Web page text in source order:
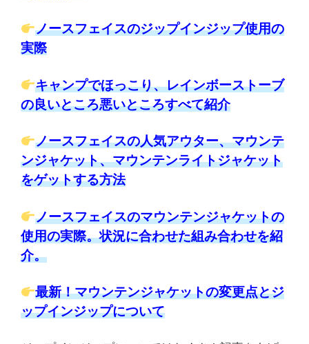
ノースフェイスのジップインジップ使用の
実際
キャンプでほっこり、レインボーストーブ
の良いところ悪いところすべて紹介
ノースフェイスの人気アウター、マウンテ
ンジャケット、マウンテンライトジャケット
をゲットする方法
ノースフェイスのマウンテンジャケットの
使用の実際。状況に合わせた組み合わせを紹
介。
最新！マウンテンジャケットの変更点とジ
ップインジップについて